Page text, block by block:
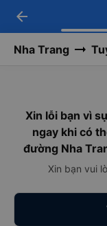
-
arrow_back
Nha Trang
Xin lỗi bạn vì
ngay khi có
đường Nha
Xin bạn vui